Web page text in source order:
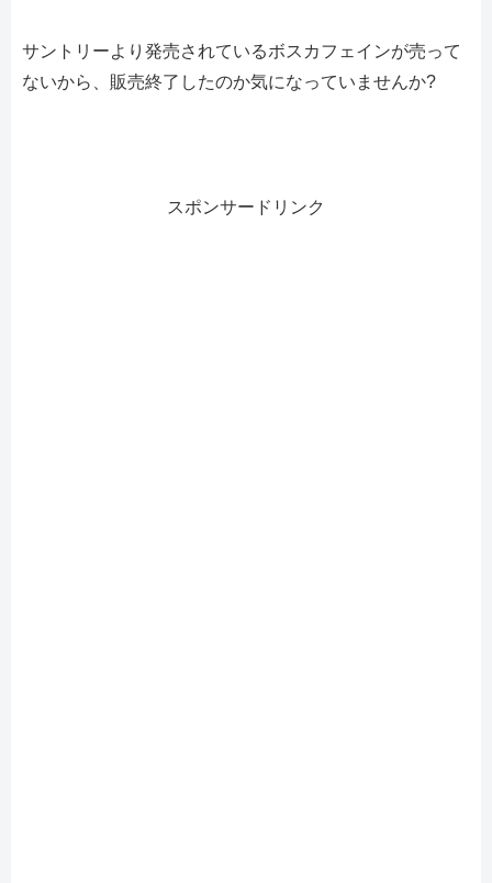
サントリーより発売されているボスカフェインが売って
ないから、販売終了したのか気になっていませんか?
スポンサードリンク